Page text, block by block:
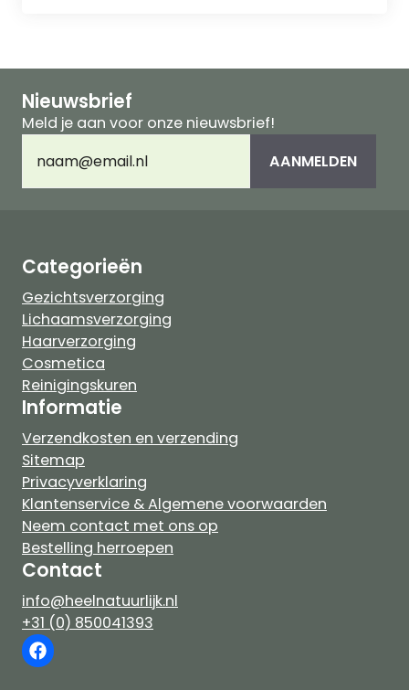
Nieuwsbrief
Meld je aan voor onze nieuwsbrief!
mailadres(Vereist) AANMELDEN
Categorieën
Gezichtsverzorging
Lichaamsverzorging
Haarverzorging
Cosmetica
Reinigingskuren
Informatie
Verzendkosten en verzending
Sitemap
Privacyverklaring
Klantenservice & Algemene voorwaarden
Neem contact met ons op
Bestelling herroepen
Contact
info@heelnatuurlijk.nl
+31 (0) 850041393